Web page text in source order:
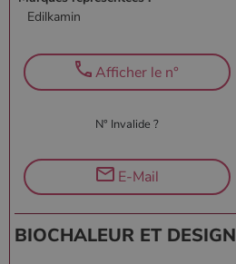
Edilkamin
N° Invalide ?
Afficher le n°
E-Mail
BIOCHALEUR ET DESIGN